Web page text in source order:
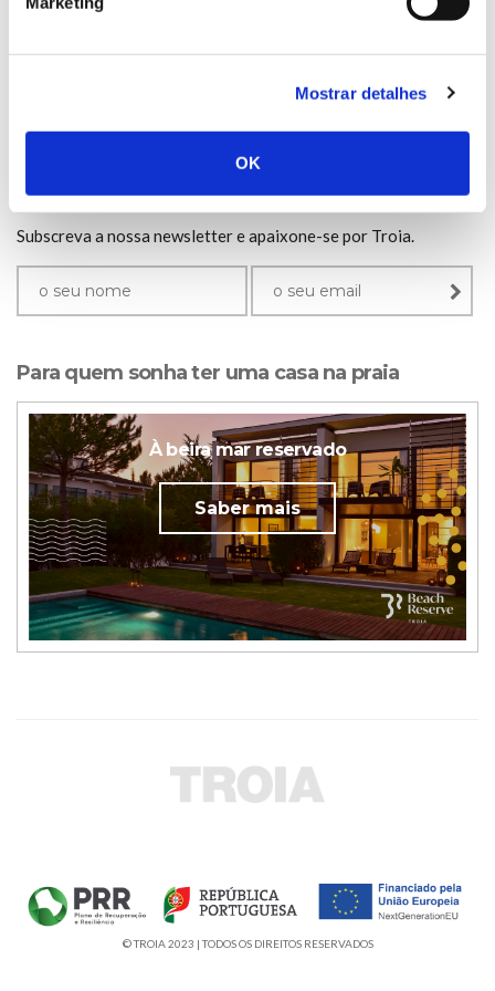
Mostrar detalhes
OK
doenças.
newsletter.
Subscreva a nossa newsletter e apaixone-se por Troia.
Para quem sonha ter uma casa na praia
À beira mar reservado
Saber mais
© TROIA 2023 | TODOS OS DIREITOS RESERVADOS